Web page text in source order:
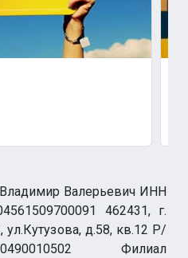
Валерьевич ИНН
462431, г.
ул.Кутузова, д.58, кв.12 Р/
Филиал